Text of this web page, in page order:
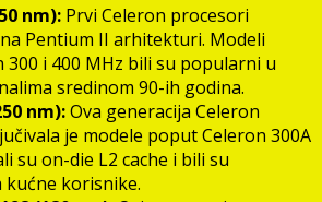
nm): Prvi Celeron procesori
Pentium II arhitekturi. Modeli
300 i 400 MHz bili su popularni u
sredinom 90-ih godina.
nm):Ova generacija Celeron
je modele poput Celeron 300A
su on-die L2 cache i bili su
korisnike.